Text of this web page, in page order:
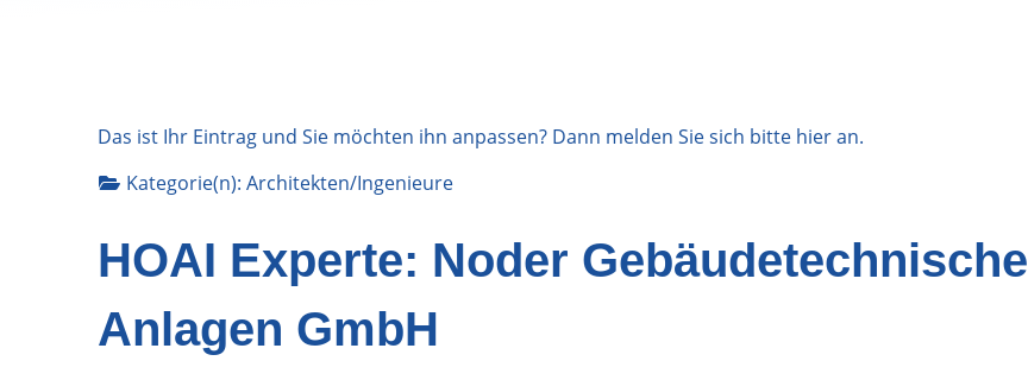
Das ist Ihr Eintrag und Sie möchten ihn anpassen? Dann melden Sie sich bitte hieran.
Kategorie(n): Architekten/Ingenieure
HOAI Experte: Noder Gebäudetechnische
Anlagen GmbH